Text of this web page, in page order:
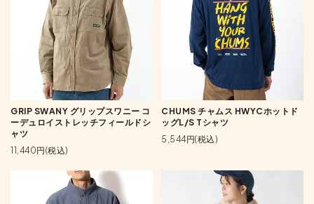
GRIP SWANY グリップスワニー コ
ーデュロイストレッチフィールドシ
ャツ
11,440円(税込)
CHUMS チャムス HWYCホットド
ッグL/S Tシャツ
5,544円(税込)